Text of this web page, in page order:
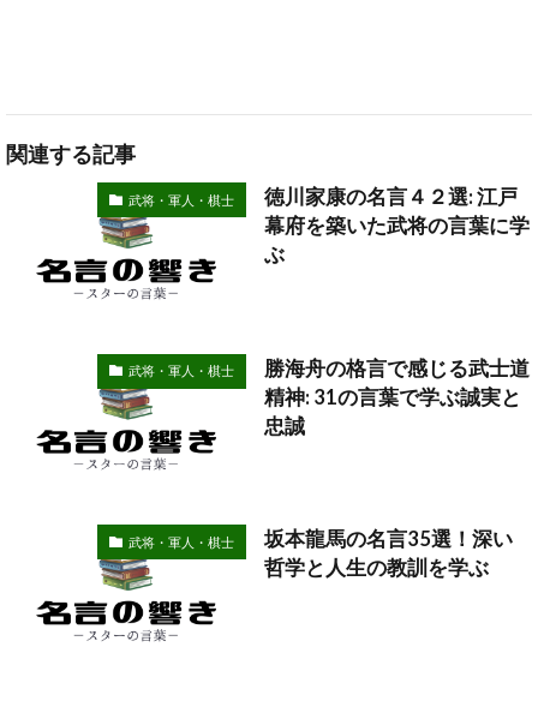
関連する記事
武将・軍人・棋士
徳川家康の名言４２選: 江戸
幕府を築いた武将の言葉に学
ぶ
武将・軍人・棋士
勝海舟の格言で感じる武士道
精神: 31の言葉で学ぶ誠実と
忠誠
武将・軍人・棋士
坂本龍馬の名言35選！深い
哲学と人生の教訓を学ぶ